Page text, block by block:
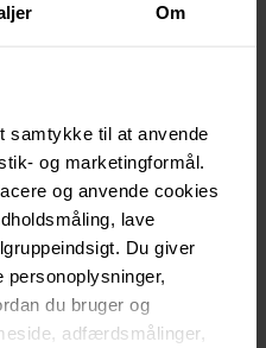
Om
samtykke til at anvende
og marketingformål.
og anvende cookies
lave
Du giver
du bruger og
adfærdsmålinger,
danner udgangspunkt for den
x Månedsindeks x
x Spotindeks = Endelig CPM
på TV 2s lineære
af målgruppe og
2026